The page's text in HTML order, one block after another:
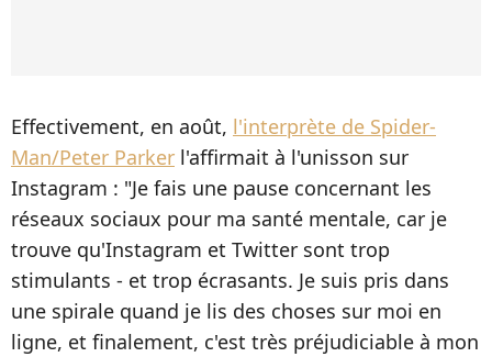
Effectivement, en août, l'interprète de Spider-
Man/Peter Parker l'affirmait à l'unisson sur
Instagram : "Je fais une pause concernant les
réseaux sociaux pour ma santé mentale, car je
trouve qu'Instagram et Twitter sont trop
stimulants - et trop écrasants. Je suis pris dans
une spirale quand je lis des choses sur moi en
ligne, et finalement, c'est très préjudiciable à mon